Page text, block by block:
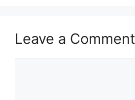
Leave a Comment